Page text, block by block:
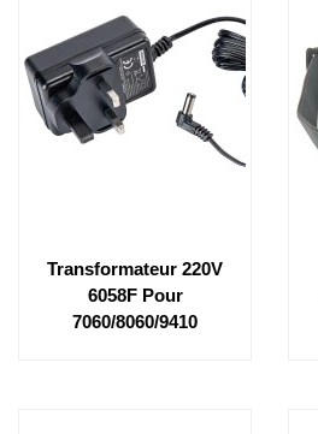
Transformateur 220V
6058F Pour
7060/8060/9410